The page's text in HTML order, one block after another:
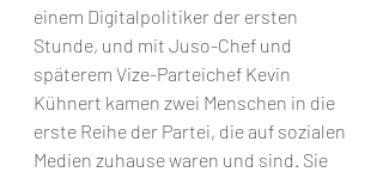
einem Digitalpolitiker der ersten
Stunde, und mit Juso-Chef und
späterem Vize-Parteichef Kevin
Kühnert kamen zwei Menschen in die
erste Reihe der Partei, die auf sozialen
Medien zuhause waren und sind. Sie